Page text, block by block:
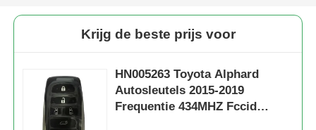
Krijg de beste prijs voor
HN005263 Toyota Alphard
Autosleutels 2015-2019
Frequentie 434MHZ Fccid